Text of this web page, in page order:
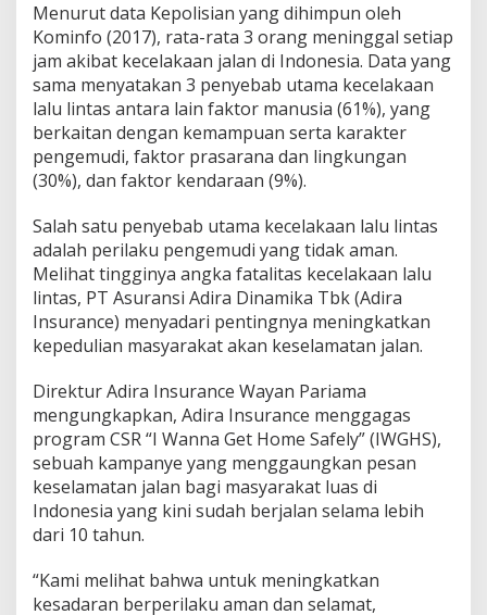
Menurut data Kepolisian yang dihimpun oleh
Kominfo (2017), rata-rata 3 orang meninggal setiap
jam akibat kecelakaan jalan di Indonesia. Data yang
sama menyatakan 3 penyebab utama kecelakaan
lalu lintas antara lain faktor manusia (61%), yang
berkaitan dengan kemampuan serta karakter
pengemudi, faktor prasarana dan lingkungan
(30%), dan faktor kendaraan (9%).
Salah satu penyebab utama kecelakaan lalu lintas
adalah perilaku pengemudi yang tidak aman.
Melihat tingginya angka fatalitas kecelakaan lalu
lintas, PT Asuransi Adira Dinamika Tbk (Adira
Insurance) menyadari pentingnya meningkatkan
kepedulian masyarakat akan keselamatan jalan.
Direktur Adira Insurance Wayan Pariama
mengungkapkan, Adira Insurance menggagas
program CSR “I Wanna Get Home Safely” (IWGHS),
sebuah kampanye yang menggaungkan pesan
keselamatan jalan bagi masyarakat luas di
Indonesia yang kini sudah berjalan selama lebih
dari 10 tahun.
“Kami melihat bahwa untuk meningkatkan
kesadaran berperilaku aman dan selamat,